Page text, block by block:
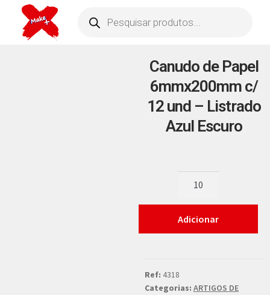
Canudo de Papel
6mmx200mm c/
12 und – Listrado
Azul Escuro
Adicionar
Ref: 4318
Categorias: ARTIGOS DE